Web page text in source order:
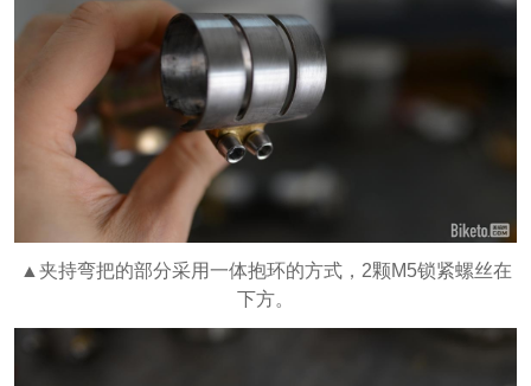
▲夹持弯把的部分采用一体抱环的方式，2颗M5锁紧螺丝在
下方。